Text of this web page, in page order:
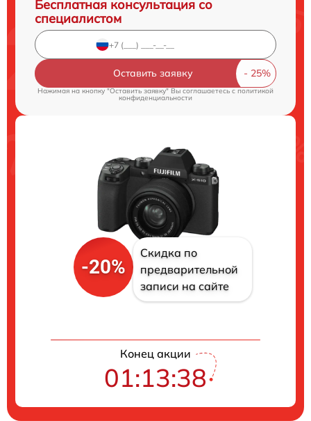
Бесплатная консультация со
специалистом
Оставить заявку
Нажимая на кнопку "Оставить заявку" Вы соглашаетесь c политикой
конфиденциальности
-20%
Скидка по
предварительной
записи на сайте
Конец акции
01:13:37